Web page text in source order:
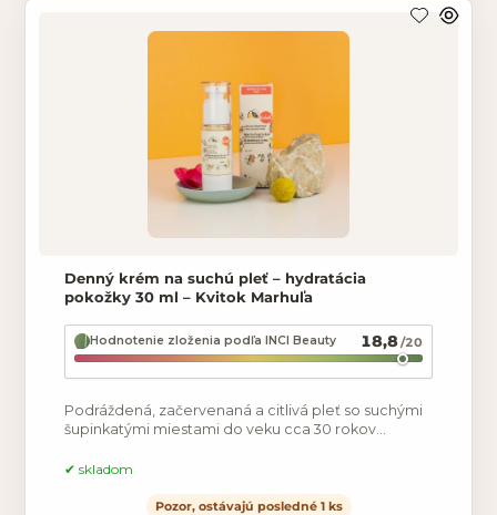
Denný krém na suchú pleť – hydratácia
pokožky 30 ml – Kvitok Marhuľa
Hodnotenie zloženia podľa INCI Beauty 18,8/20
Podráždená, začervenaná a citlivá pleť so suchými
šupinkatými miestami do veku cca 30 rokov
vitamínov a
skladom
Pozor, ostávajú posledné 1 ks